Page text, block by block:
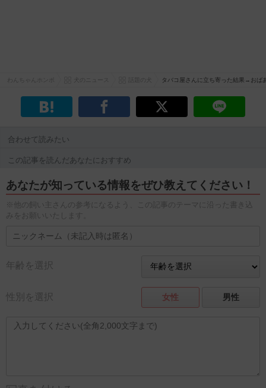
タバコ屋さんに立ち寄った結果→おば
合わせて読みたい
この記事を読んだあなたにおすすめ
あなたが知っている情報をぜひ教えてください！
※他の飼い主さんの参考になるよう、この記事のテーマに沿った書き込
みをお願いいたします。
年齢を選択
性別を選択 女性 男性